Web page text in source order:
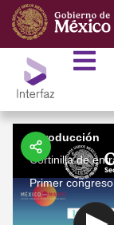
Introducción
Cortinilla de
Primer